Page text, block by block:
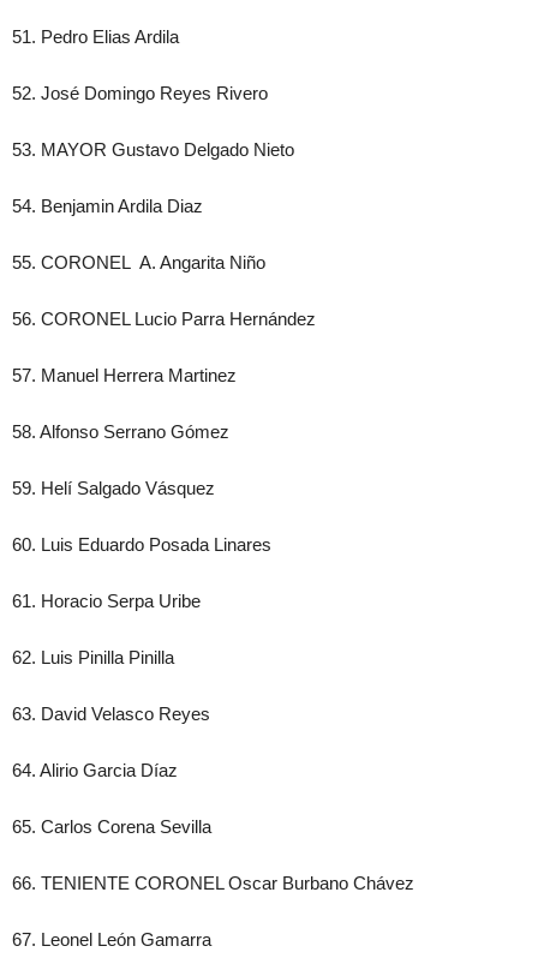
51. Pedro Elias Ardila
52. José Domingo Reyes Rivero
53. MAYOR Gustavo Delgado Nieto
54. Benjamin Ardila Diaz
55. CORONEL A. Angarita Niño
56. CORONEL Lucio Parra Hernández
57. Manuel Herrera Martinez
58. Alfonso Serrano Gómez
59. Helí Salgado Vásquez
60. Luis Eduardo Posada Linares
61. Horacio Serpa Uribe
62. Luis Pinilla Pinilla
63. David Velasco Reyes
64. Alirio Garcia Díaz
65. Carlos Corena Sevilla
66. TENIENTE CORONEL Oscar Burbano Chávez
67. Leonel León Gamarra